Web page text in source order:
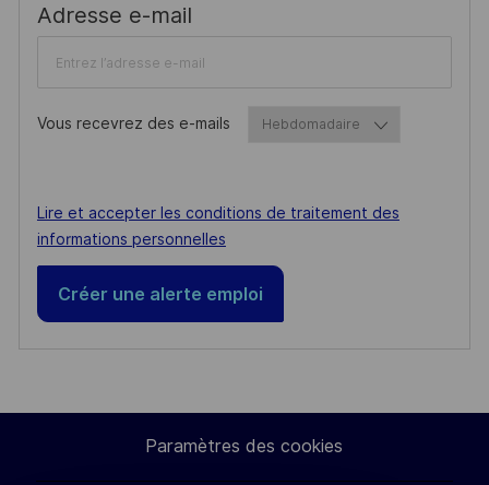
Adresse e-mailRequired
Vous recevrez des e-mails
Required
Lire et accepter les conditions de traitement des
informations personnelles
Créer une alerte emploi
Paramètres des cookies